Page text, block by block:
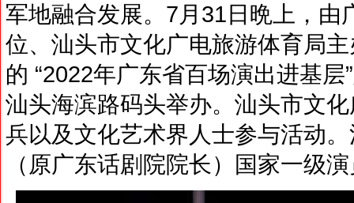
军地融合发展。7月31日晩上，由
位、汕头市文化广电旅游体育局
的 “2022年广东省百场演出进基
汕头海滨路码头举办。汕头市文
兵以及文化艺术界人士参与活动
（原广东话剧院院长）国家一级